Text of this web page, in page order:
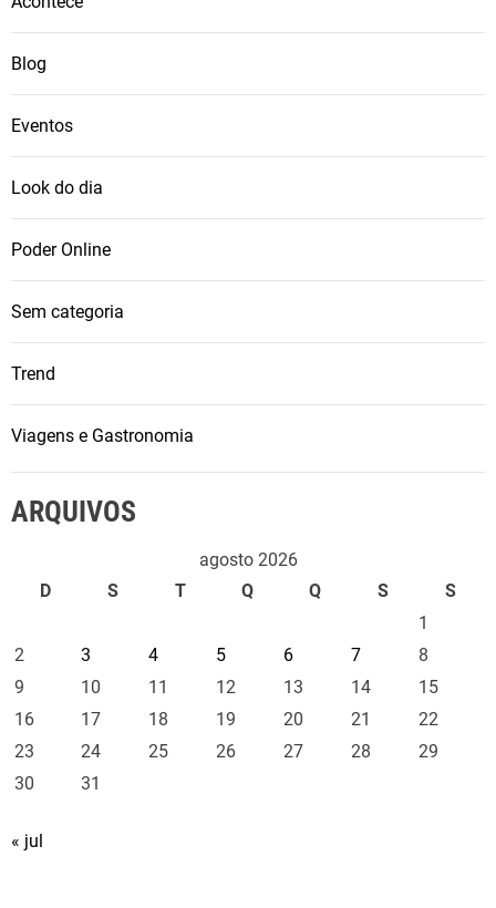
Blog
Eventos
Look do dia
Poder Online
Sem categoria
Trend
Viagens e Gastronomia
ARQUIVOS
agosto 2026
D
S T Q Q S
S
1
2
3 4 5 6 7
8
9
10 11 12 13 14
15
16
17 18 19 20 21
22
23
24 25 26 27 28
29
30
31
« jul